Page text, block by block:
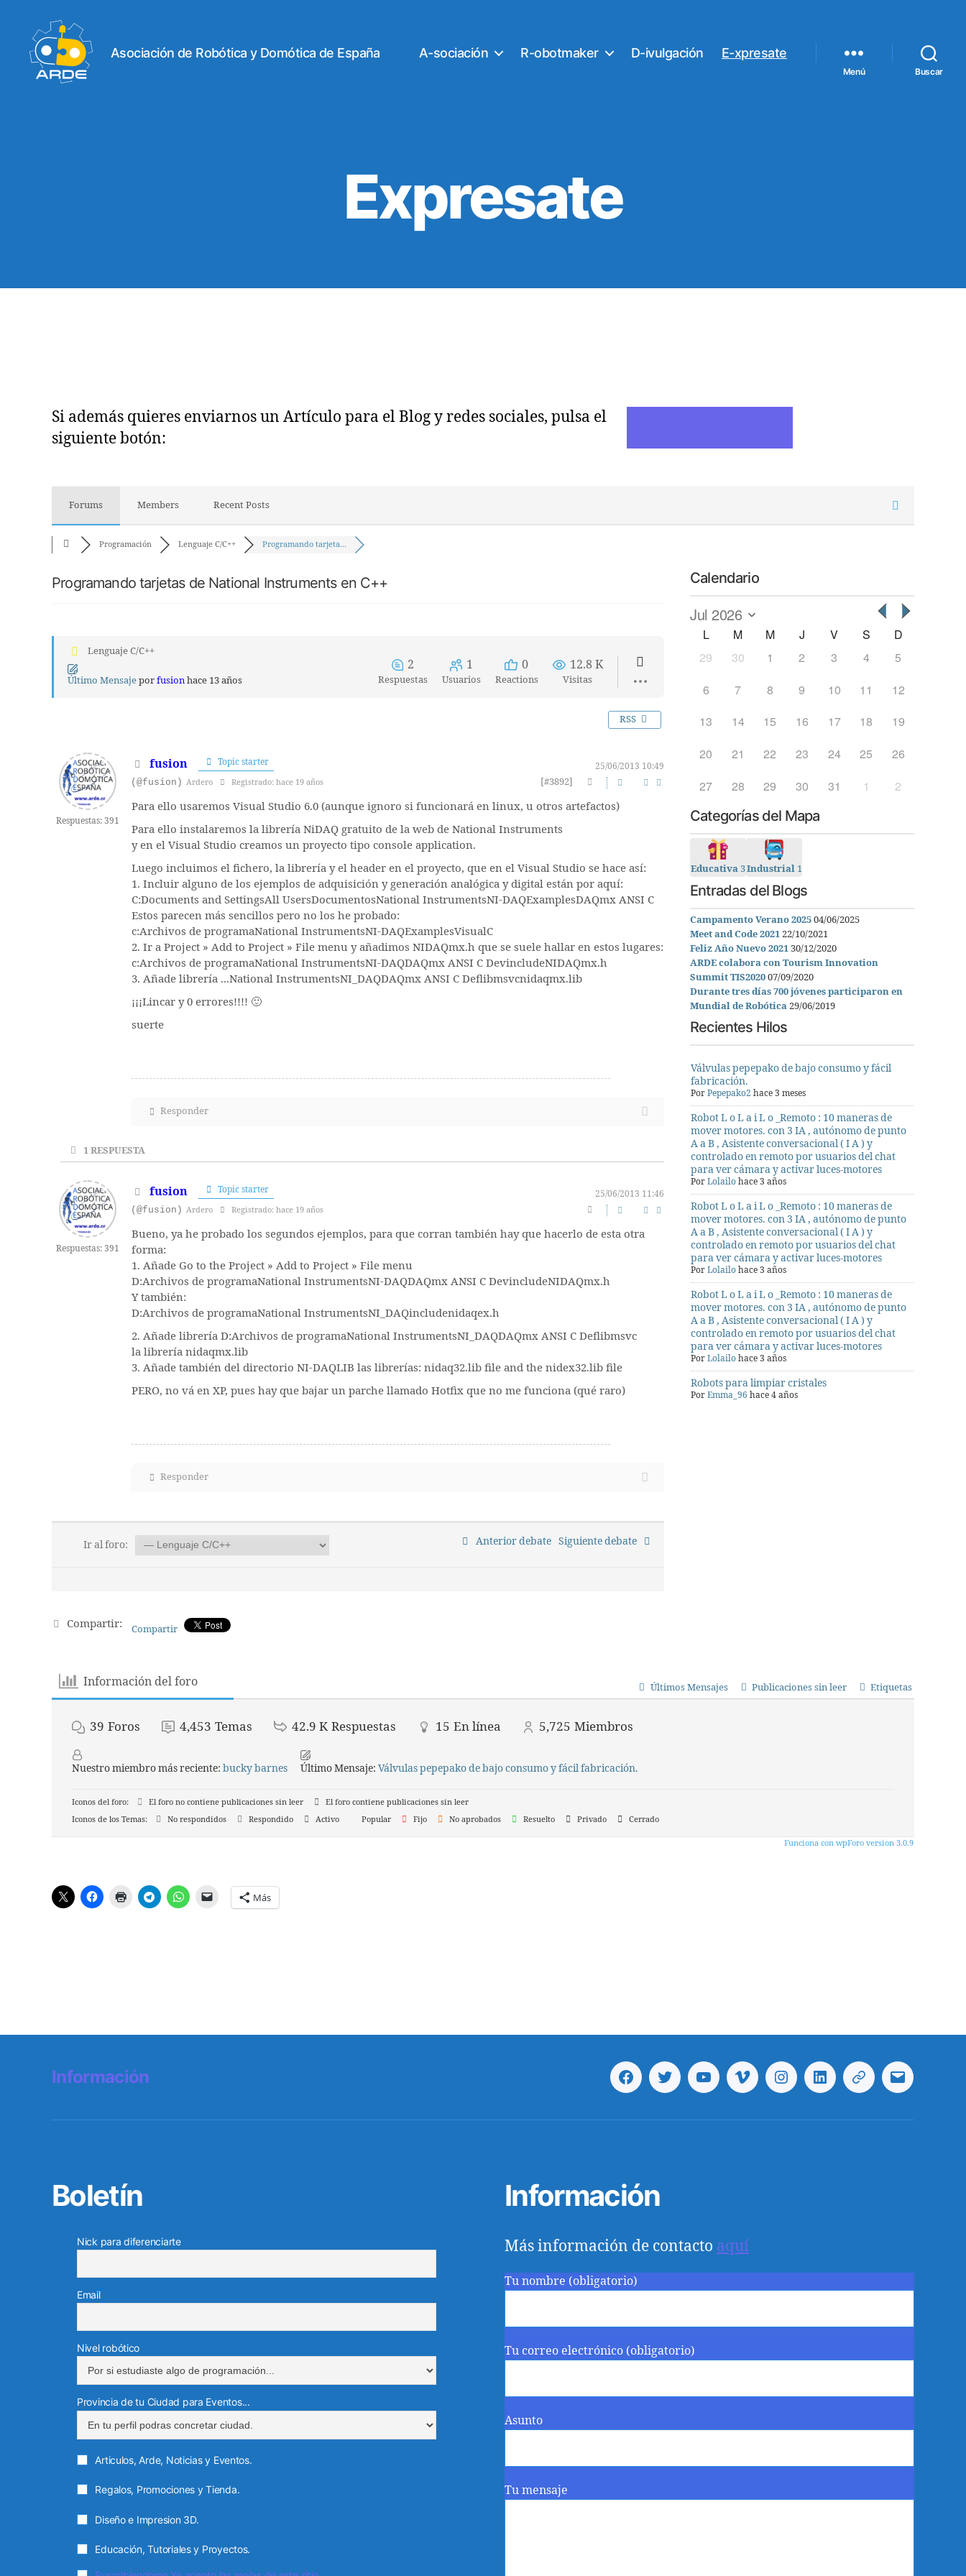
Asociación de Robótica y Domótica de España A-sociación R-obotmaker D-ivulgación E-xpresate
Menú Buscar
Expresate
Si además quieres enviarnos un Artículo para el Blog y redes sociales, pulsa el
siguiente botón:
Forums Members Recent Posts
Programación Lenguaje C/C++ Programando tarjeta...
Programando tarjetas de National Instruments en C++
Lenguaje C/C++
Último Mensajeporfusionhace 13 años
2
Respuestas
1
Usuarios
0
Reactions
12.8 K
Visitas
RSS
Respuestas: 391
fusion Topic starter
25/06/2013 10:49
(@fusion) Ardero Registrado: hace 19 años [#3892]
Para ello usaremos Visual Studio 6.0 (aunque ignoro si funcionará en linux, u otros artefactos)
Para ello instalaremos la librería NiDAQ gratuito de la web de National Instruments
y en el Visual Studio creamos un proyecto tipo console application.
Luego incluimos el fichero, la librería y el header en el proyecto, que en el Visual Studio se hace así:
1. Incluir alguno de los ejemplos de adquisición y generación analógica y digital están por aquí:
C:Documents and SettingsAll UsersDocumentosNational InstrumentsNI-DAQExamplesDAQmx ANSI C
Estos parecen más sencillos pero no los he probado:
c:Archivos de programaNational InstrumentsNI-DAQExamplesVisualC
2. Ir a Project » Add to Project » File menu y añadimos NIDAQmx.h que se suele hallar en estos lugares:
c:Archivos de programaNational InstrumentsNI-DAQDAQmx ANSI C DevincludeNIDAQmx.h
3. Añade librería ...National InstrumentsNI_DAQDAQmx ANSI C Deflibmsvcnidaqmx.lib
¡¡¡Lincar y 0 errores!!!! 🙂
suerte
Responder
1RESPUESTA
Respuestas: 391
fusion Topic starter
25/06/2013 11:46
(@fusion) Ardero Registrado: hace 19 años
Bueno, ya he probado los segundos ejemplos, para que corran también hay que hacerlo de esta otra
forma:
1. Añade Go to the Project » Add to Project » File menu
D:Archivos de programaNational InstrumentsNI-DAQDAQmx ANSI C DevincludeNIDAQmx.h
Y también:
D:Archivos de programaNational InstrumentsNI_DAQincludenidaqex.h
2. Añade librería D:Archivos de programaNational InstrumentsNI_DAQDAQmx ANSI C Deflibmsvc
la librería nidaqmx.lib
3. Añade también del directorio NI-DAQLIB las librerías: nidaq32.lib file and the nidex32.lib file
PERO, no vá en XP, pues hay que bajar un parche llamado Hotfix que no me funciona (qué raro)
Responder
Ir al foro: Anterior debate Siguiente debate
Calendario
L M M J V S
D
29
30 1 2 3 4
5
6
7 8 9 10 11
12
13
14 15 16 17 18
19
20
21 22 23 24 25
26
27
28 29 30 31 1 2
Categorías del Mapa
Educativa3Industrial 1
Entradas del Blogs
Campamento Verano 202504/06/2025
Meet and Code 202122/10/2021
Feliz Año Nuevo 202130/12/2020
ARDE colabora con Tourism Innovation
Summit TIS202007/09/2020
Durante tres días 700 jóvenes participaron en
Mundial de Robótica29/06/2019
Recientes Hilos
Válvulas pepepako de bajo consumo y fácil
fabricación.
Por Pepepako2 hace 3 meses
Robot L o L a i L o _Remoto : 10 maneras de
mover motores. con 3 IA , autónomo de punto
A a B , Asistente conversacional ( I A ) y
controlado en remoto por usuarios del chat
para ver cámara y activar luces-motores
Por Lolailo hace 3 años
Robot L o L a i L o _Remoto : 10 maneras de
mover motores. con 3 IA , autónomo de punto
A a B , Asistente conversacional ( I A ) y
controlado en remoto por usuarios del chat
para ver cámara y activar luces-motores
Por Lolailo hace 3 años
Robot L o L a i L o _Remoto : 10 maneras de
mover motores. con 3 IA , autónomo de punto
A a B , Asistente conversacional ( I A ) y
controlado en remoto por usuarios del chat
para ver cámara y activar luces-motores
Por Lolailo hace 3 años
Robots para limpiar cristales
Por Emma_96 hace 4 años
Compartir: Compartir
Información del foro Últimos Mensajes Publicaciones sin leer Etiquetas
39 Foros 4,453 Temas 42.9 K Respuestas 15 En línea 5,725 Miembros
Nuestro miembro más reciente: bucky barnes Último Mensaje: Válvulas pepepako de bajo consumo y fácil fabricación.
Iconos del foro: El foro no contiene publicaciones sin leer
El foro contiene publicaciones sin leer
Iconos de los Temas:
No respondidos Respondido Activo Popular Fijo No aprobados Resuelto Privado Cerrado
Funciona con wpForo version 3.0.9
Más
Información FacebookTwitterYoutubeVimeoInstagramLinkedinTelegramCorreo
Boletín
Nick para diferenciarte
Email
Nivel robótico
Provincia de tu Ciudad para Eventos...
Articulos, Arde, Noticias y Eventos.
Regalos, Promociones y Tienda.
Diseño e Impresion 3D.
Educación, Tutoriales y Proyectos.
Información
Más información de contacto aquí
Tu nombre (obligatorio)
Tu correo electrónico (obligatorio)
Asunto
Tu mensaje